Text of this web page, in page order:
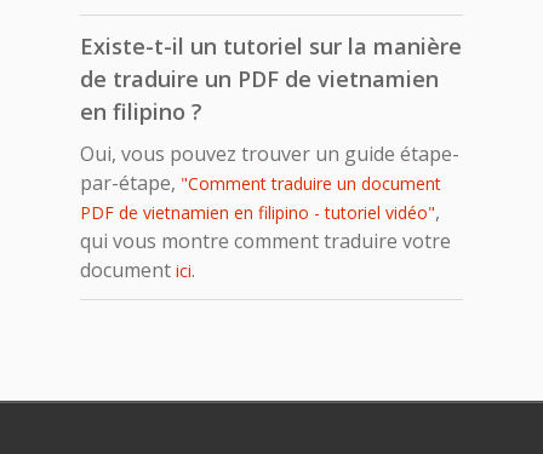
Existe-t-il un tutoriel sur la manière
de traduire un PDF de vietnamien
en filipino ?
Oui, vous pouvez trouver un guide étape-
par-étape, "Comment traduire un document
PDF de vietnamien en filipino - tutoriel vidéo",
qui vous montre comment traduire votre
document ici.